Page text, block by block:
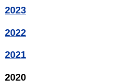
2023
2022
2021
2020